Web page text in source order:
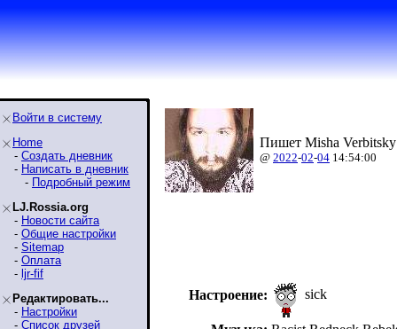
Войти в систему
Home
- Создать дневник
- Написать в дневник
- Подробный режим
LJ.Rossia.org
- Новости сайта
- Общие настройки
- Sitemap
- Оплата
- ljr-fif
Редактировать...
- Настройки
- Список друзей
Пишет Misha
@ 2022-02-04 14:54:00
Настроение: sick